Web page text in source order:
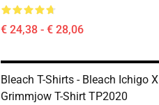
€ 24,38 - € 28,06
Bleach T-Shirts - Bleach Ichigo X
Grimmjow T-Shirt TP2020